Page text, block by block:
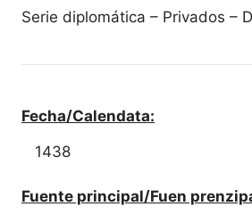
Serie diplomática – Privados –
Fecha/Calendata:
1438
Fuente principal/Fuen